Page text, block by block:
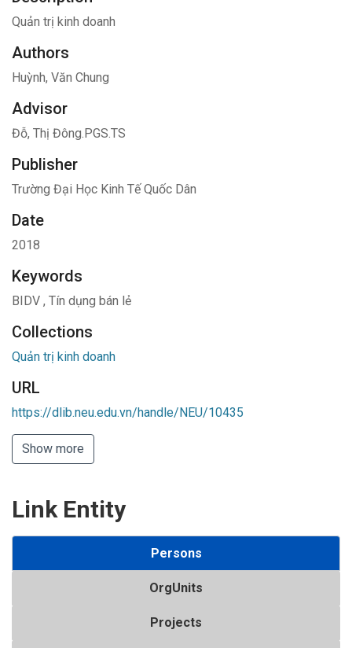
Quản trị kinh doanh
Authors
Huỳnh, Văn Chung
Advisor
Đỗ, Thị Đông.PGS.TS
Publisher
Trường Đại Học Kinh Tế Quốc Dân
Date
2018
Keywords
BIDV , Tín dụng bán lẻ
Collections
Quản trị kinh doanh
URL
https://dlib.neu.edu.vn/handle/NEU/10435
Show more
Link Entity
Persons
OrgUnits
Projects